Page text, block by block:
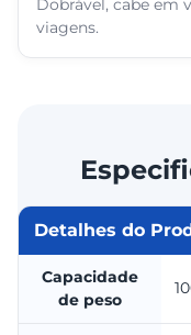
Dobrável, cabe em
viagens.
Detalhes do
Capacidade
de peso